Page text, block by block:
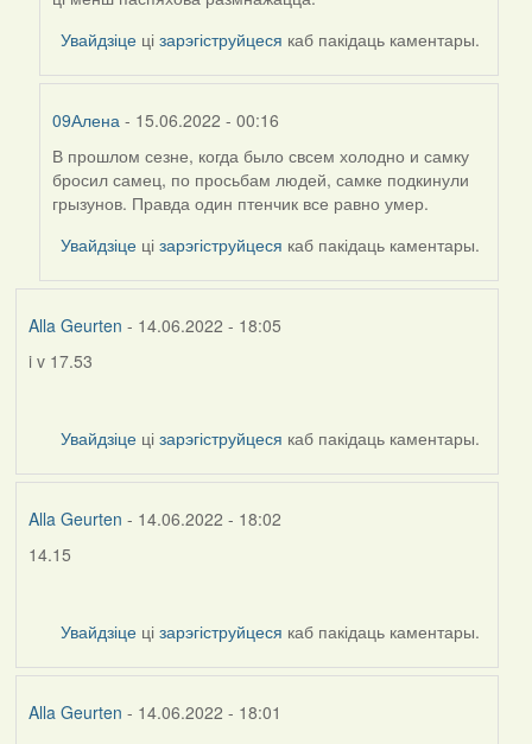
Увайдзіце цізарэгіструйцеся каб пакідаць каментары.
09Алена - 15.06.2022 - 00:16
In
reply
to
by
Geurten
В прошлом сезне, когда было свсем холодно и самку
бросил самец, по просьбам людей, самке подкинули
грызунов. Правда один птенчик все равно умер.
Увайдзіце цізарэгіструйцеся каб пакідаць каментары.
Alla Geurten - 14.06.2022 - 18:05
i v 17.53
Увайдзіце цізарэгіструйцеся каб пакідаць каментары.
Alla Geurten - 14.06.2022 - 18:02
14.15
Увайдзіце цізарэгіструйцеся каб пакідаць каментары.
Alla Geurten - 14.06.2022 - 18:01